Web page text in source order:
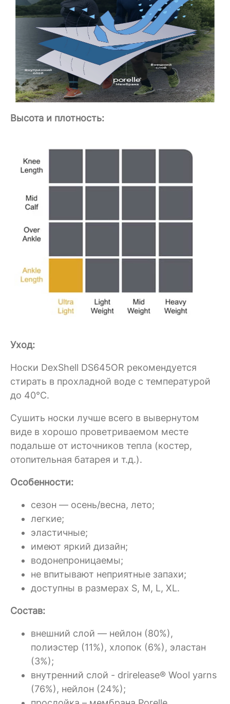
Высота и плотность:
Уход:
Носки DexShell DS645OR рекомендуется
стирать в прохладной воде с температурой
до 40°C.
Сушить носки лучше всего в вывернутом
виде в хорошо проветриваемом месте
подальше от источников тепла (костер,
отопительная батарея и т.д.).
Особенности:
сезон — осень/весна, лето;
легкие;
эластичные;
имеют яркий дизайн;
водонепроницаемы;
не впитывают неприятные запахи;
доступны в размерах S, M, L, XL.
Состав:
внешний слой — нейлон (80%),
полиэстер (11%), хлопок (6%), эластан
(3%);
внутренний слой - drirelease® Wool yarns
(76%), нейлон (24%);